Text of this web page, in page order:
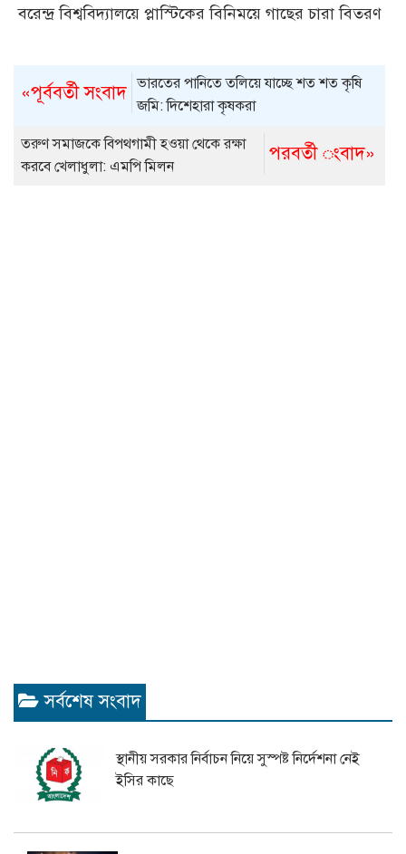
বরেন্দ্র বিশ্ববিদ্যালয়ে প্লাস্টিকের বিনিময়ে গাছের চারা বিতরণ
«পূর্ববর্তী সংবাদ ভারতের পানিতে তলিয়ে যাচ্ছে শত শত কৃষি
জমি: দিশেহারা কৃষকরা
পরবর্তী ংবাদ»
তরুণ সমাজকে বিপথগামী হওয়া থেকে রক্ষা
করবে খেলাধুলা: এমপি মিলন
সর্বশেষ সংবাদ
স্থানীয় সরকার নির্বাচন নিয়ে সুস্পষ্ট নির্দেশনা নেই
ইসির কাছে